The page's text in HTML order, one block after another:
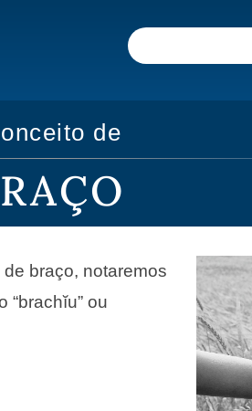
de
braço, notaremos
“brachĭu” ou